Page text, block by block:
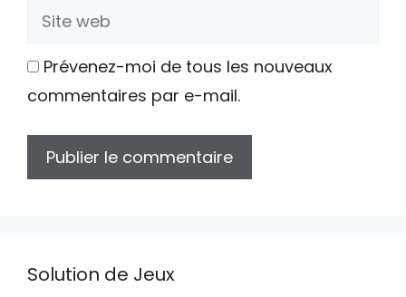
Site
Prévenez-moi de tous les nouveaux
commentaires par e-mail.
Solution de Jeux